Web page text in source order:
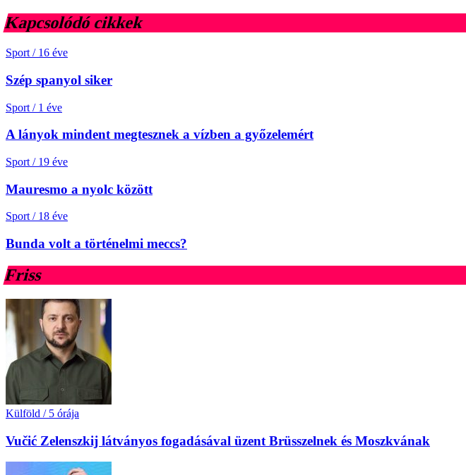
Kapcsolódó cikkek
Sport / 16 éve
Szép spanyol siker
Sport / 1 éve
A lányok mindent megtesznek a vízben a győzelemért
Sport / 19 éve
Mauresmo a nyolc között
Sport / 18 éve
Bunda volt a történelmi meccs?
Friss
Külföld / 5 órája
Vučić Zelenszkij látványos fogadásával üzent Brüsszelnek és Moszkvának